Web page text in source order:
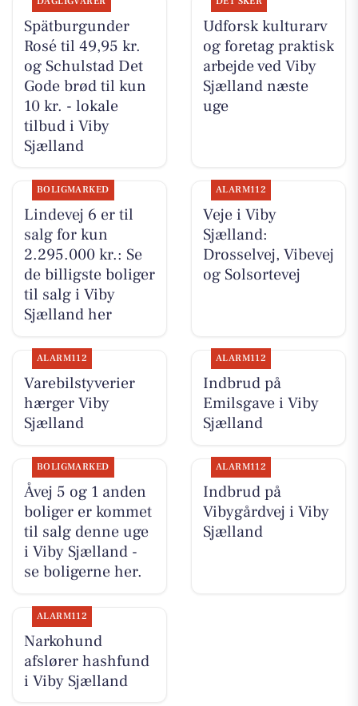
Spätburgunder
Rosé til 49,95 kr.
og Schulstad Det
Gode brød til kun
10 kr. - lokale
tilbud i Viby
Sjælland
Udforsk kulturarv
og foretag praktisk
arbejde ved Viby
Sjælland næste
uge
BOLIGMARKED
Lindevej 6 er til
salg for kun
2.295.000 kr.: Se
de billigste boliger
til salg i Viby
Sjælland her
ALARM112
Veje i Viby
Sjælland:
Drosselvej, Vibevej
og Solsortevej
ALARM112
Varebilstyverier
hærger Viby
Sjælland
ALARM112
Indbrud på
Emilsgave i Viby
Sjælland
BOLIGMARKED
Åvej 5 og 1 anden
boliger er kommet
til salg denne uge
i Viby Sjælland -
se boligerne her.
ALARM112
Indbrud på
Vibygårdvej i Viby
Sjælland
ALARM112
Narkohund
afslører hashfund
i Viby Sjælland